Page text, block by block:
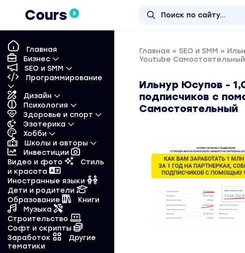
Cours X
Главная
Бизнес
SEO и SMM
Программирование
Дизайн
Психология
Здоровье и спорт
Эзотерика
Хобби
Школы и авторы
Инвестиции
Видео и фото
Стиль
и красота
Иностранные языки
Дети и родители
Образование
Книги
Музыка
Строительство
Софт и скрипты
Заработок
Другие
тематики
Главная » SEO и SMM »
Youtube Самостоятельный
Ильнур Юсупов -
подписчиков с
Самостоятельный